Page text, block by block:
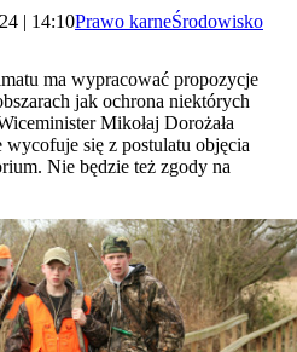
| 14:10Prawo karneŚrodowisko
ma wypracować propozycje
jak ochrona niektórych
Mikołaj Dorożała
się z postulatu objęcia
Nie będzie też zgody na